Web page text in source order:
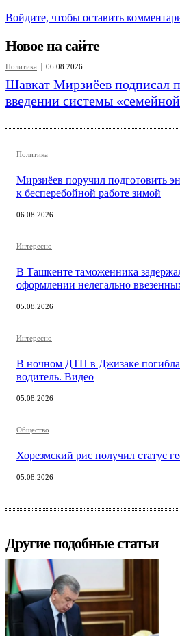
Войдите, чтобы оставить
Новое на сайте
Политика 06.08.2026
Шавкат Мирзиёев подписал
введении системы
Политика
Мирзиёев поручил подготовить
к бесперебойной работе зимой
06.08.2026
Интересно
В Ташкенте таможенника
оформлении нелегально
05.08.2026
Интересно
В ночном ДТП в Джизаке погибла
водитель. Видео
05.08.2026
Общество
Хорезмский рис получил статус
05.08.2026
Другие подобные статьи